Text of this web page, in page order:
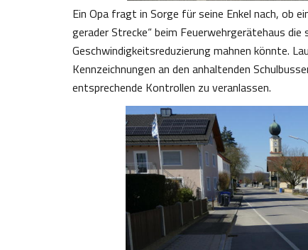
Ein Opa fragt in Sorge für seine Enkel nach, ob
gerader Strecke“ beim Feuerwehrgerätehaus
Geschwindigkeitsreduzierung mahnen könnte.
Kennzeichnungen an den anhaltenden
entsprechende Kontrollen zu veranlassen.